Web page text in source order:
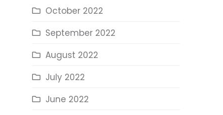
October 2022
September 2022
August 2022
July 2022
June 2022